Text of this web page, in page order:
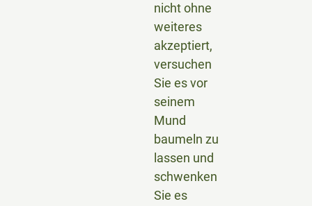
nicht ohne
weiteres
akzeptiert,
versuchen
Sie es vor
seinem
Mund
baumeln zu
lassen und
schwenken
Sie es